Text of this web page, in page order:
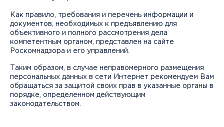
Как правило, требования и перечень информации и
документов, необходимых к предъявлению для
объективного и полного рассмотрения дела
компетентным органом, представлен на сайте
Роскомнадзора и его управлений.
Таким образом, в случае неправомерного размещения
персональных данных в сети Интернет рекомендуем Вам
обращаться за защитой своих прав в указанные органы в
порядке, определенном действующим
законодательством.